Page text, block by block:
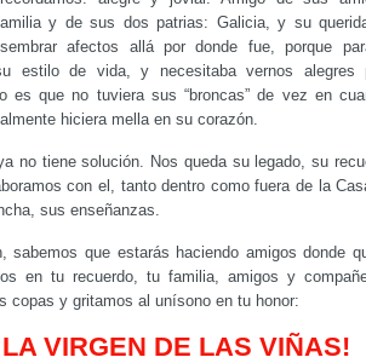
y de sus dos patrias: Galicia, y su
afectos allá por donde fue, porque
estilo de vida, y necesitaba vernos alegres
es que no tuviera sus “broncas” de vez en
hiciera mella en su corazón.
no tiene solución. Nos queda su legado, su
con el, tanto dentro como fuera de la
sus enseñanzas.
sabemos que estarás haciendo amigos donde
en tu recuerdo, tu familia, amigos y
copas y gritamos al unísono en tu honor:
LA VIRGEN DE LAS VIÑAS!